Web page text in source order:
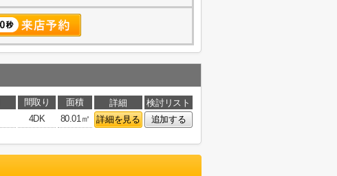
間取り 面積 詳細
検討リスト
4DK 80.01㎡ 詳細を見る 追加する